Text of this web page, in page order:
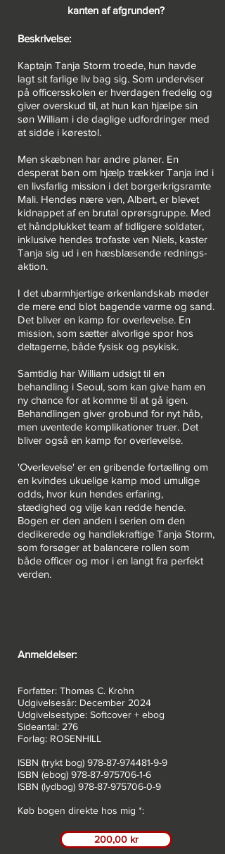
kanten af afgrunden?
Beskrivelse:
Kaptajn Tanja Storm troede, hun havde
lagt sit farlige liv bag sig. Som underviser
på officersskolen er hverdagen fredelig og
giver overskud til, at hun kan hjælpe sin
søn William i de daglige udfor­dringer med
at sidde i kørestol.
Men skæbnen har andre planer. En
desperat bøn om hjælp trækker Tanja ind i
en livsfarlig mission i det borgerkrigsramte
Mali. Hendes nære ven, Albert, er blevet
kidnappet af en brutal oprørsgruppe. Med
et håndplukket team af tidligere soldater,
inklusive hendes trofaste ven Niels, kaster
Tanja sig ud i en hæsblæsende rednings­
aktion.
I det ubarmhjertige ørkenlandskab møder
de mere end blot bag­ende varme og sand.
Det bliver en kamp for overlevelse. En
mission, som sætter alvorlige spor hos
deltagerne, både fysisk og psykisk.
Samtidig har William udsigt til en
behandling i Seoul, som kan give ham en
ny chance for at komme til at gå igen.
Behandlingen giver grobund for nyt håb,
men uventede komplikationer truer. Det
bliver også en kamp for overlevelse.
'Overlevelse' er en gribende fortælling om
en kvindes ukuelige kamp mod umulige
odds, hvor kun hendes erfaring,
stædighed og vilje kan redde hende.
Bogen er den anden i serien om den
dedikerede og handlekraftige Tanja Storm,
som forsøger at balancere rollen som
både officer og mor i en langt fra perfekt
verden.
Anmeldelser:
Forfatter: Thomas C. Krohn
Udgivelsesår: December 2024
Udgivelsestype: Softcover + ebog
Sideantal: 276
Forlag: ROSENHILL
ISBN (trykt bog) 978-87-974481-9-9
ISBN (ebog) 978-87-975706-1-6
ISBN (lydbog) 978-87-975706-0-9
Køb bogen direkte hos mig *:
200,00 kr